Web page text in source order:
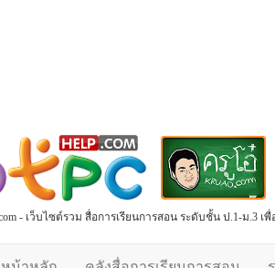
- เว็บไซต์รวม สื่อการเรียนการสอน ระดับชั้น ป.1-ม.3 เ